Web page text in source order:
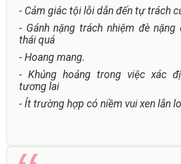
- Cảm giác tội lỗi dẫn đến tự trách
- Gánh nặng trách nhiệm đè
thái quá
- Hoang mang.
- Khủng hoảng trong việc xác
tương lai
- Ít trường hợp có niềm vui xen lẫn